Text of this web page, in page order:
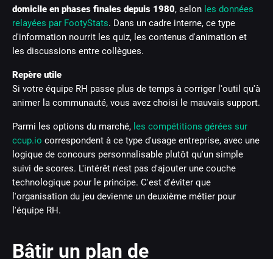
domicile en phases finales depuis 1980, selon les données
relayées par FootyStats. Dans un cadre interne, ce type
d'information nourrit les quiz, les contenus d'animation et
les discussions entre collègues.
Repère utile
Si votre équipe RH passe plus de temps à corriger l'outil qu'à
animer la communauté, vous avez choisi le mauvais support.
Parmi les options du marché, les compétitions gérées sur
ccup.io correspondent à ce type d'usage entreprise, avec une
logique de concours personnalisable plutôt qu'un simple
suivi de scores. L'intérêt n'est pas d'ajouter une couche
technologique pour le principe. C'est d'éviter que
l'organisation du jeu devienne un deuxième métier pour
l'équipe RH.
Bâtir un plan de